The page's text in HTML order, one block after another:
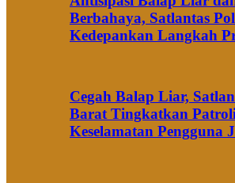
Berbahaya, Satlantas
Kedepankan Langkah
Cegah Balap Liar,
Barat Tingkatkan
Keselamatan Pengguna